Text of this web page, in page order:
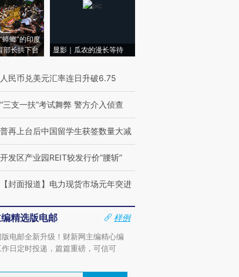
螂”的印度
部长拱下台
显影｜瓜农的漫长等待
民币兑美元汇率连日升破6.75
三支一扶”考试舞弊 警方介入侦查
再上台后中国留学生获签数量大减
发区产业园REIT较发行价“腰斩”
【封面报道】电力现货市场元年突进
精选版电邮
样例
电邮全新升级！财新网主编精心编
日定时投递，篇篇重磅，可信可